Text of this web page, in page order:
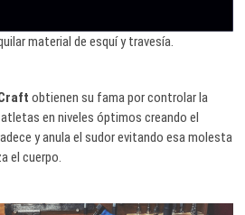
material de esquí y travesía.
obtienen su fama por controlar la
en niveles óptimos creando el
y anula el sudor evitando esa molesta
el cuerpo.